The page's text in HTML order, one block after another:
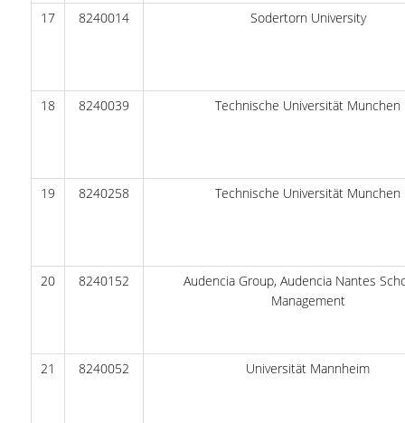
ΠΙΣΤΟΠΟΙΗΣΗ
ΑΠΟ ΠΡΟΠΤΥΧΙΑΚΟΥΣ ΦΟΙΤΗΤΕΣ
ΦΟΙΤΗΤΕΣ
ΜΟ.ΔΙ.Π.
ΕΡΕΥΝΗΤΙΚΕΣ ΔΡΑΣΤΗΡΙΟΤΗΤΕΣ
17 8240014 Sodertorn University
18 8240039 Technische Universität Munchen
19 8240258 Technische Universität Munchen
20 8240152
Audencia Group, Audencia Nantes
Management
21 8240052 Universität Mannheim